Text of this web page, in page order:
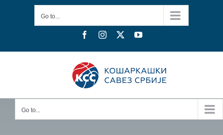
Go to...
FacebookInstagram YouTube
Go to...